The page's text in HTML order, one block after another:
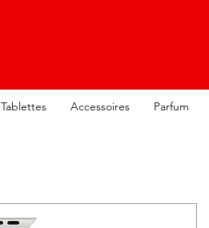
Tablettes Accessoires Parfum